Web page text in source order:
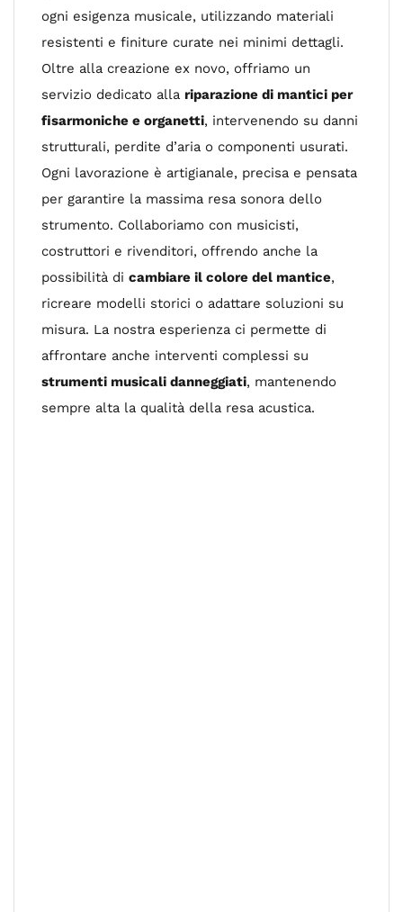
ogni esigenza musicale, utilizzando materiali
resistenti e finiture curate nei minimi dettagli.
Oltre alla creazione ex novo, offriamo un
servizio dedicato alla riparazione di mantici per
fisarmoniche e organetti, intervenendo su danni
strutturali, perdite d’aria o componenti usurati.
Ogni lavorazione è artigianale, precisa e pensata
per garantire la massima resa sonora dello
strumento. Collaboriamo con musicisti,
costruttori e rivenditori, offrendo anche la
possibilità di cambiare il colore del mantice,
ricreare modelli storici o adattare soluzioni su
misura. La nostra esperienza ci permette di
affrontare anche interventi complessi su
strumenti musicali danneggiati, mantenendo
sempre alta la qualità della resa acustica.